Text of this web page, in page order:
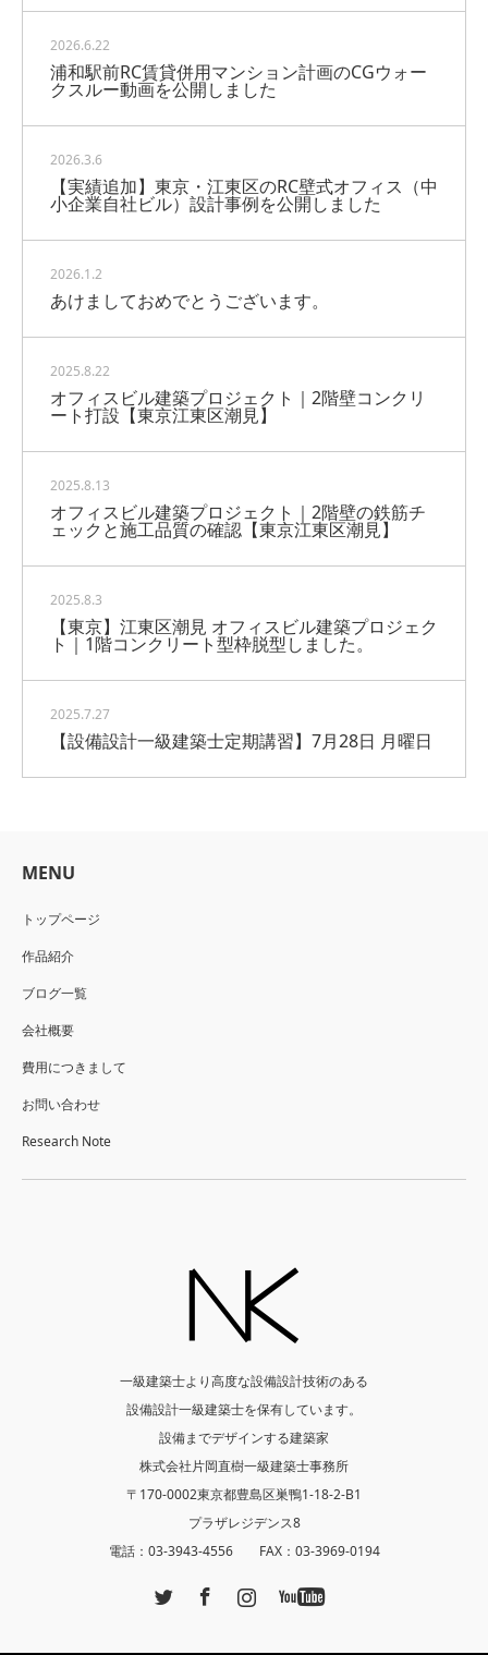
2026.6.22
浦和駅前RC賃貸併用マンション計画のCGウォー
クスルー動画を公開しました
2026.3.6
【実績追加】東京・江東区のRC壁式オフィス（中
小企業自社ビル）設計事例を公開しました
2026.1.2
あけましておめでとうございます。
2025.8.22
オフィスビル建築プロジェクト｜2階壁コンクリ
ート打設【東京江東区潮見】
2025.8.13
オフィスビル建築プロジェクト｜2階壁の鉄筋チ
ェックと施工品質の確認【東京江東区潮見】
2025.8.3
【東京】江東区潮見 オフィスビル建築プロジェク
ト｜1階コンクリート型枠脱型しました。
2025.7.27
【設備設計一級建築士定期講習】7月28日 月曜日
MENU
トップページ
作品紹介
ブログ一覧
会社概要
費用につきまして
お問い合わせ
Research Note
一級建築士より高度な設備設計技術のある
設備設計一級建築士を保有しています。
設備までデザインする建築家
株式会社片岡直樹一級建築士事務所
〒170-0002東京都豊島区巣鴨1-18-2-B1
プラザレジデンス8
電話：03-3943-4556 FAX：03-3969-0194